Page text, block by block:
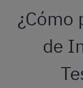
¿Cómo
de